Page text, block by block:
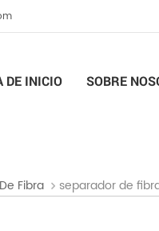
DE INICIO SOBRE
Fibra separador de